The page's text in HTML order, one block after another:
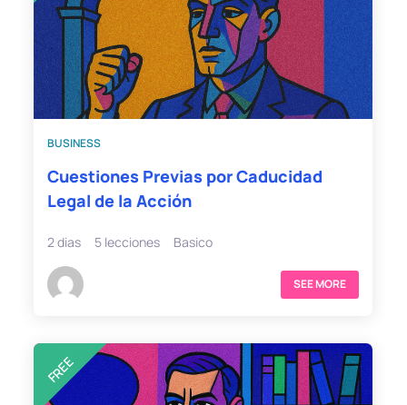
BUSINESS
Cuestiones Previas por Caducidad
Legal de la Acción
2 dias 5 lecciones Basico
SEE MORE
FREE